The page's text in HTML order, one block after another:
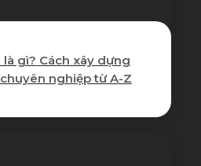
gì? Cách xây dựng
nghiệp từ A-Z